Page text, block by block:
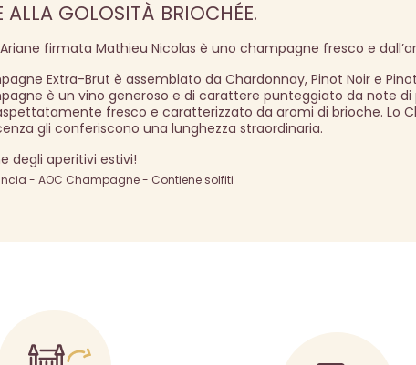
ALLA GOLOSITÀ BRIOCHÉE.
firmata Mathieu Nicolas è uno champagne fresco e
Extra-Brut è assemblato da Chardonnay, Pinot Noir e
è un vino generoso e di carattere punteggiato da note di
fresco e caratterizzato da aromi di brioche. Lo
gli conferiscono una lunghezza straordinaria.
degli aperitivi estivi!
- AOC Champagne - Contiene solfiti